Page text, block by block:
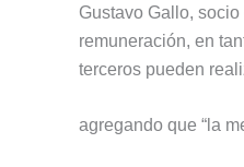
Gustavo Gallo,
remuneración, en
terceros pueden
agregando que “la